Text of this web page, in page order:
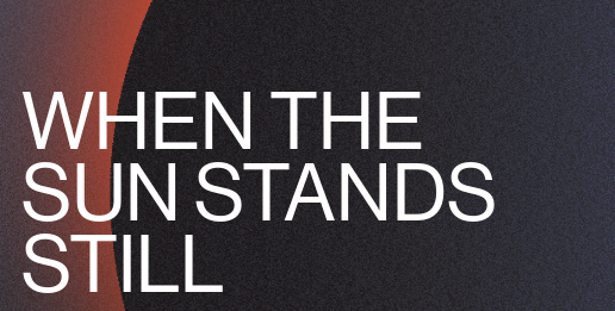
WHEN THE
SUN STANDS
STILL